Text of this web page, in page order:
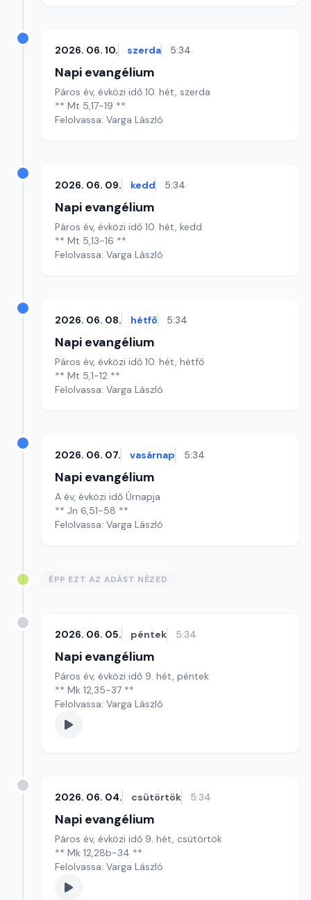
2026. 06. 10. szerda 5:34
Napi evangélium
Páros év, évközi idő 10. hét, szerda
** Mt 5,17-19 **
Felolvassa: Varga László
2026. 06. 09. kedd 5:34
Napi evangélium
Páros év, évközi idő 10. hét, kedd
** Mt 5,13-16 **
Felolvassa: Varga László
2026. 06. 08. hétfő 5:34
Napi evangélium
Páros év, évközi idő 10. hét, hétfő
** Mt 5,1-12 **
Felolvassa: Varga László
2026. 06. 07. vasárnap 5:34
Napi evangélium
A év, évközi idő Úrnapja
** Jn 6,51-58 **
Felolvassa: Varga László
ÉPP EZT AZ ADÁST NÉZED
2026. 06. 05. péntek 5:34
Napi evangélium
Páros év, évközi idő 9. hét, péntek
** Mk 12,35-37 **
Felolvassa: Varga László
2026. 06. 04. csütörtök 5:34
Napi evangélium
Páros év, évközi idő 9. hét, csütörtök
** Mk 12,28b-34 **
Felolvassa: Varga László